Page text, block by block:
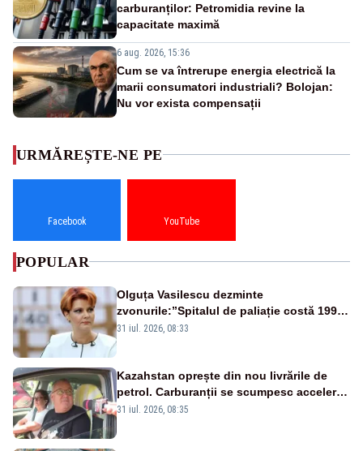
carburanților: Petromidia revine la
capacitate maximă
6 aug. 2026, 15:36
Cum se va întrerupe energia electrică la
marii consumatori industriali? Bolojan:
Nu vor exista compensații
URMĂREȘTE-NE PE
Facebook YouTube
POPULAR
Olguța Vasilescu dezminte
zvonurile:”Spitalul de paliație costă 199
de milioane de euro, nu 500 de milioane”
31 iul. 2026, 08:33
Kazahstan oprește din nou livrările de
petrol. Carburanții se scumpesc accelerat,
iar românii plătesc nota de plată
31 iul. 2026, 08:35